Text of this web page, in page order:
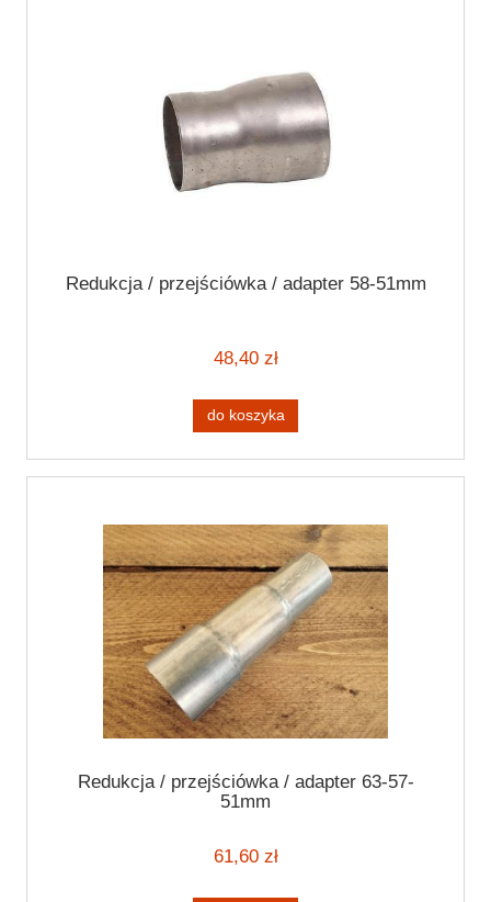
Redukcja / przejściówka / adapter 58-51mm
48,40 zł
do koszyka
Redukcja / przejściówka / adapter 63-57-
51mm
61,60 zł